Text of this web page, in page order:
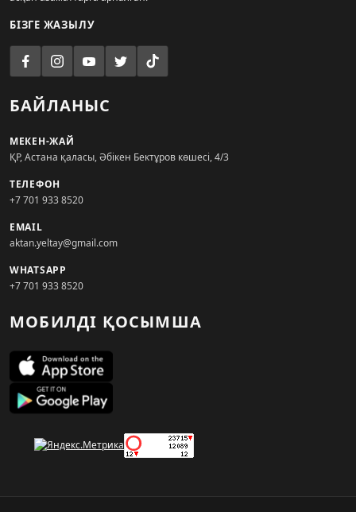
БІЗГЕ ЖАЗЫЛУ
БАЙЛАНЫС
МЕКЕН-ЖАЙ
ҚР, Астана қаласы, Әбікен Бектұров көшесі, 4/3
ТЕЛЕФОН
+7 701 933 8520
EMAIL
aktan.yeltay@gmail.com
WHATSAPP
+7 701 933 8520
МОБИЛДІ ҚОСЫМША